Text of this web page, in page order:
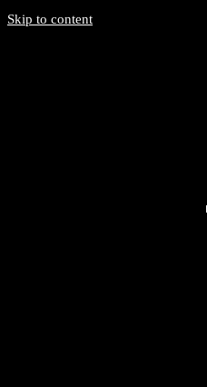
Skip to content